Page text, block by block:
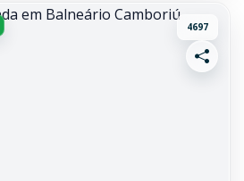
4697